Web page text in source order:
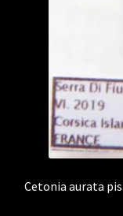
Cetonia aurata